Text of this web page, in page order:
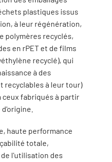
plastiques issus
à leur régénération,
polymères recyclés,
en rPET et de films
recyclé), qui
à des
recyclables à leur tour)
ceux fabriqués à partir
haute performance
totale,
l'utilisation des